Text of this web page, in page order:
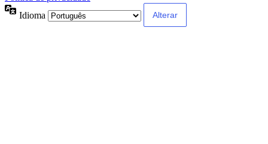
Idioma